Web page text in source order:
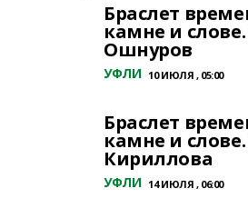
Браслет
камне и
Ошнуров
УФЛИ 10 ИЮЛЯ , 05:00
Браслет
камне и
Кириллова
УФЛИ 14 ИЮЛЯ , 06:00